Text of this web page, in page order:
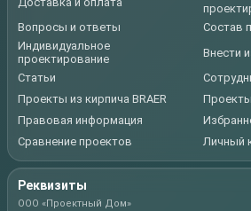
Вопросы и ответы
Состав
Индивидуальное
проектирование
Внести
Статьи
Проекты из кирпича BRAER
Правовая информация
Сравнение проектов
Личный
Реквизиты
ООО «Проектный Дом»